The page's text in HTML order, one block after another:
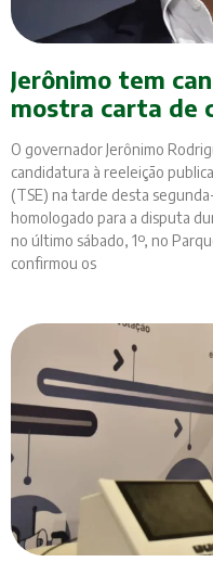
Jerônimo tem
mostra carta de
O governador Jerônimo
candidatura à reeleição
(TSE) na tarde desta
homologado para a disputa
no último sábado, 1º, no
confirmou os